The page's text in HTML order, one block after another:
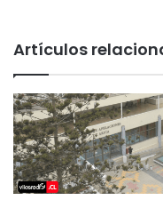
Artículos